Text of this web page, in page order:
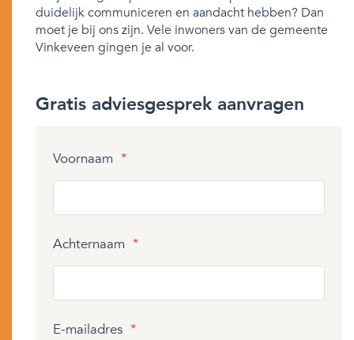
duidelijk communiceren en aandacht hebben? Dan
moet je bij ons zijn. Vele inwoners van de gemeente
Vinkeveen gingen je al voor.
Gratis adviesgesprek aanvragen
Voornaam *
Achternaam *
E-mailadres *